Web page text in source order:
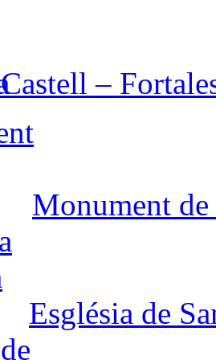
Castell –
Monument
Església de